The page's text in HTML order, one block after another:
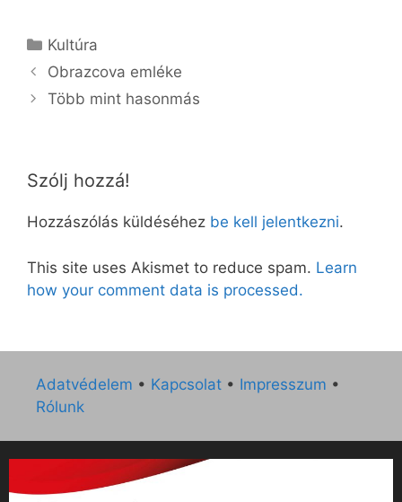
Kategória
Kultúra
Obrazcova emléke
Több mint hasonmás
Szólj hozzá!
Hozzászólás küldéséhez be kell jelentkezni.
This site uses Akismet to reduce spam. Learn
how your comment data is processed.
Adatvédelem • Kapcsolat • Impresszum •
Rólunk